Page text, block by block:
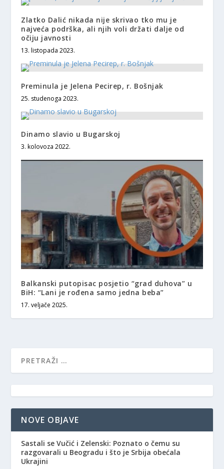
Zlatko Dalić nikada nije skrivao tko mu je
najveća podrška, ali njih voli držati dalje od
očiju javnosti
13. listopada 2023.
Preminula je Jelena Pecirep, r. Bošnjak
25. studenoga 2023.
Dinamo slavio u Bugarskoj
3. kolovoza 2022.
Balkanski putopisac posjetio “grad duhova” u
BiH: “Lani je rođena samo jedna beba”
17. veljače 2025.
NOVE OBJAVE
Sastali se Vučić i Zelenski: Poznato o čemu su
razgovarali u Beogradu i što je Srbija obećala
Ukrajini